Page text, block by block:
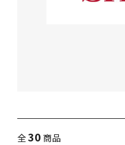
全30 商品